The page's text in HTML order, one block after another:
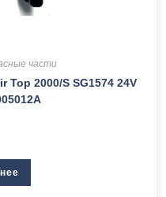
части
Top 2000/S SG1574 24V